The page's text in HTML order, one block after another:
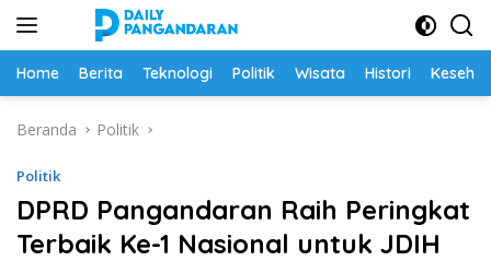
Home Berita Teknologi Politik Wisata Histori
Beranda Politik
Politik
DPRD Pangandaran Raih Peringkat
Terbaik Ke-1 Nasional untuk JDIH